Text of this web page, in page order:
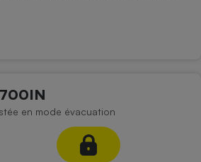
en mode évacuation